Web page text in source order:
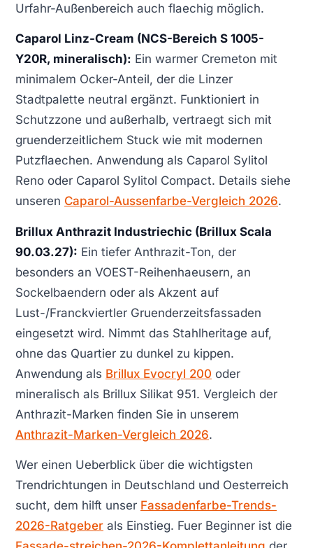
Urfahr-Außenbereich auch flaechig möglich.
Caparol Linz-Cream (NCS-Bereich S 1005-
Y20R, mineralisch): Ein warmer Cremeton mit
minimalem Ocker-Anteil, der die Linzer
Stadtpalette neutral ergänzt. Funktioniert in
Schutzzone und außerhalb, vertraegt sich mit
gruenderzeitlichem Stuck wie mit modernen
Putzflaechen. Anwendung als Caparol Sylitol
Reno oder Caparol Sylitol Compact. Details siehe
unseren Caparol-Aussenfarbe-Vergleich 2026.
Brillux Anthrazit Industriechic (Brillux Scala
90.03.27): Ein tiefer Anthrazit-Ton, der
besonders an VOEST-Reihenhaeusern, an
Sockelbaendern oder als Akzent auf
Lust-/Franckviertler Gruenderzeitsfassaden
eingesetzt wird. Nimmt das Stahlheritage auf,
ohne das Quartier zu dunkel zu kippen.
Anwendung als Brillux Evocryl 200 oder
mineralisch als Brillux Silikat 951. Vergleich der
Anthrazit-Marken finden Sie in unserem
Anthrazit-Marken-Vergleich 2026.
Wer einen Ueberblick über die wichtigsten
Trendrichtungen in Deutschland und Oesterreich
sucht, dem hilft unser Fassadenfarbe-Trends-
2026-Ratgeber als Einstieg. Fuer Beginner ist die